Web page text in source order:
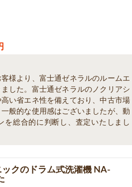
様より、富士通ゼネラルのルームエ
した。富士通ゼネラルのノクリアシ
い省エネ性を備えており、中古市場
般的な使用感はございましたが、動
を総合的に判断し、査定いたしまし
クのドラム式洗濯機 NA-